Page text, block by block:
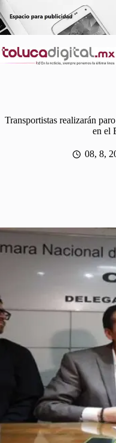
Saltar
al
contenido
Transportistas realizarán
en el
08, 8,